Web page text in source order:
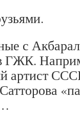
с
ГЖК.
артист